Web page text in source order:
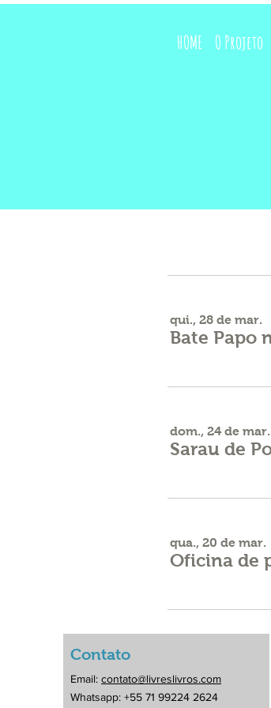
HOME O Projeto
qui., 28 de mar.
Bate Papo
dom., 24 de mar.
Sarau de
qua., 20 de mar.
Oficina de
Contato
Email: contato@livreslivros.com
Whatsapp: +55 71 99224 2624